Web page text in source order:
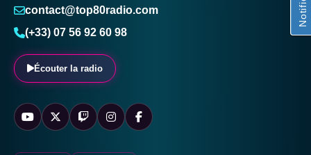
contact@top80radio.com
(+33) 07 56 92 60 98
Écouter la radio